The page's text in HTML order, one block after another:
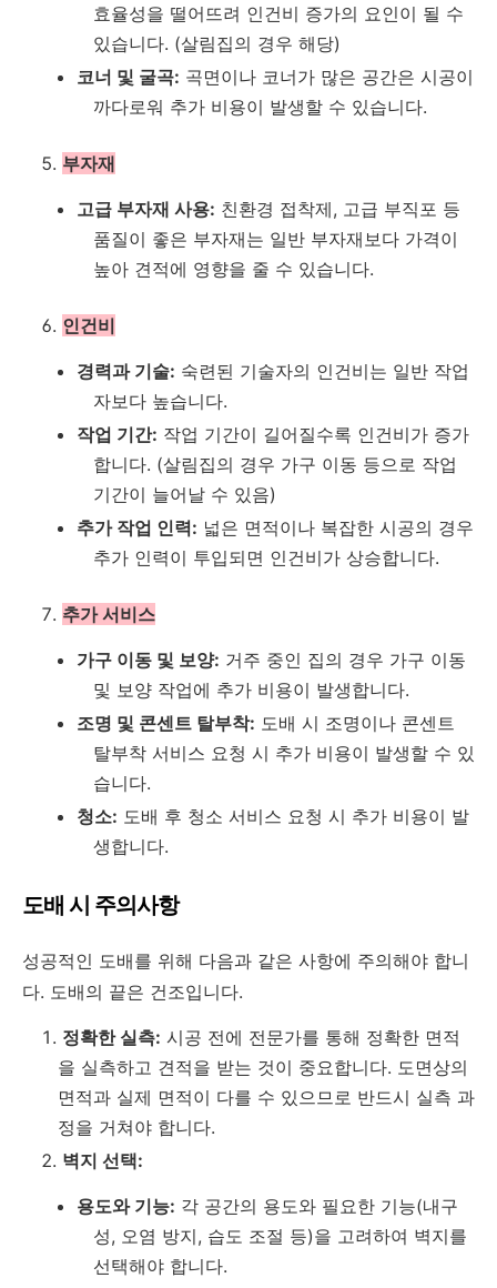
효율성을 떨어뜨려 인건비 증가의 요인이 될 수
있습니다. (살림집의 경우 해당)
코너 및 굴곡: 곡면이나 코너가 많은 공간은 시공이
까다로워 추가 비용이 발생할 수 있습니다.
부자재
고급 부자재 사용: 친환경 접착제, 고급 부직포 등
품질이 좋은 부자재는 일반 부자재보다 가격이
높아 견적에 영향을 줄 수 있습니다.
인건비
경력과 기술: 숙련된 기술자의 인건비는 일반 작업
자보다 높습니다.
작업 기간: 작업 기간이 길어질수록 인건비가 증가
합니다. (살림집의 경우 가구 이동 등으로 작업
기간이 늘어날 수 있음)
추가 작업 인력: 넓은 면적이나 복잡한 시공의 경우
추가 인력이 투입되면 인건비가 상승합니다.
추가 서비스
가구 이동 및 보양: 거주 중인 집의 경우 가구 이동
및 보양 작업에 추가 비용이 발생합니다.
조명 및 콘센트 탈부착: 도배 시 조명이나 콘센트
탈부착 서비스 요청 시 추가 비용이 발생할 수 있
습니다.
청소: 도배 후 청소 서비스 요청 시 추가 비용이 발
생합니다.
도배 시 주의사항
성공적인 도배를 위해 다음과 같은 사항에 주의해야 합니
다. 도배의 끝은 건조입니다.
정확한 실측: 시공 전에 전문가를 통해 정확한 면적
을 실측하고 견적을 받는 것이 중요합니다. 도면상의
면적과 실제 면적이 다를 수 있으므로 반드시 실측 과
정을 거쳐야 합니다.
벽지 선택:
용도와 기능: 각 공간의 용도와 필요한 기능(내구
성, 오염 방지, 습도 조절 등)을 고려하여 벽지를
선택해야 합니다.